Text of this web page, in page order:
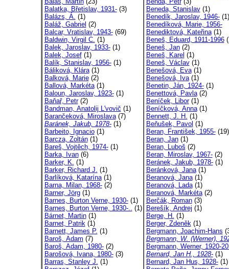
Balatka, Břetislav, 1931-(3)
Balázs, Á. (1)
Baláž, Gabriel (2)
Balcar, Vratislav, 1943-(69)
Baldwin, Virgil C. (1)
Balek, Jaroslav, 1933-(1)
Balek, Josef(1)
Balík, Stanislav, 1956-(1)
Báliková, Klára(1)
Balková, Marie(2)
Ballová, Markéta(1)
Baloun, Jaroslav, 1923-(1)
Baňař, Petr(2)
Bandman, Anatolij L'vovič (1)
Barančeková, Miroslava(7)
Baránek, Jakub, 1978-(1)
Barbeito, Ignacio(1)
Barcza, Zoltán(1)
Bareš, Vojtěch, 1974-(1)
Barka, Ivan(6)
Barker, K. (1)
Barker, Richard J. (1)
Barlíková, Katarína(1)
Barna, Milan, 1968-(2)
Barner, Jörg(1)
Barnes, Burton Verne, 1930-(1)
Barnes, Burton Verne, 1930-.. (1)
Bárnet, Martin(1)
Barnet, Patrik(1)
Barnett, James P. (1)
Baroš, Adam (7)
Baroš, Adam, 1980-(2)
Barošová, Ivana, 1980-(3)
Barras, Stanley J. (1)
Beneda, Stanislav(1)
Benedík, Jaroslav, 1946-(1)
Benedíková, Marie, 1956-
Benediktová, Kateřina(1)
Beneš, Eduard, 1911-1996
Beneš, Jan(2)
Beneš, Karel (1)
Beneš, Václav(1)
Benešová, Eva(1)
Benešová, Iva(1)
Benetin, Ján, 1924-(1)
Benettová, Pavla(2)
Beníček, Libor(1)
Beníčková, Anna(1)
Bennett, J. H. (1)
Beňušek, Pavol (1)
Beran, František, 1955-(19)
Beran, Jan(1)
Beran, Luboš (2)
Beran, Miroslav, 1967-(2)
Beránek, Jakub, 1978-(1)
Beránková, Jana(1)
Beranová, Jana(1)
Beranová, Lada(1)
Beranová, Markéta(2)
Berčák, Roman(3)
Berešík, Andrej (1)
Berge, H. (1)
Berger, Zdeněk(1)
Bergmann, Joachim-Hans
Bergmann, W. (Werner),
Bergmann, Werner, 1920-
Bernard, Jan H., 1928-(1)
Bernard, Jan Hus, 1928-(1)